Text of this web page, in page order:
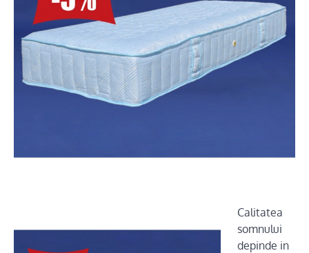
Calitatea
somnului
depinde in